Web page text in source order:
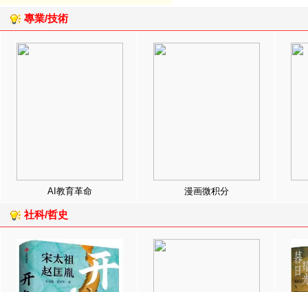
專業/技術
AI教育革命 漫画微积分
社科/哲史